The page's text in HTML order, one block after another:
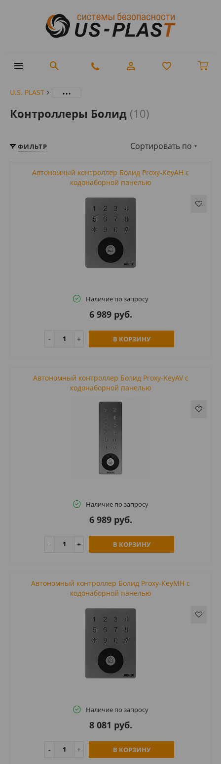
U.S. PLAST ...
Контроллеры Болид (10)
ФИЛЬТР Сортировать по
Автономный контроллер Болид Proxy-KeyAH с
кодонаборной панелью
Наличие по запросу
6 989 руб.
В КОРЗИНУ
Автономный контроллер Болид Proxy-KeyAV с
кодонаборной панелью
Наличие по запросу
6 989 руб.
В КОРЗИНУ
Автономный контроллер Болид Proxy-KeyMH с
кодонаборной панелью
Наличие по запросу
8 081 руб.
В КОРЗИНУ